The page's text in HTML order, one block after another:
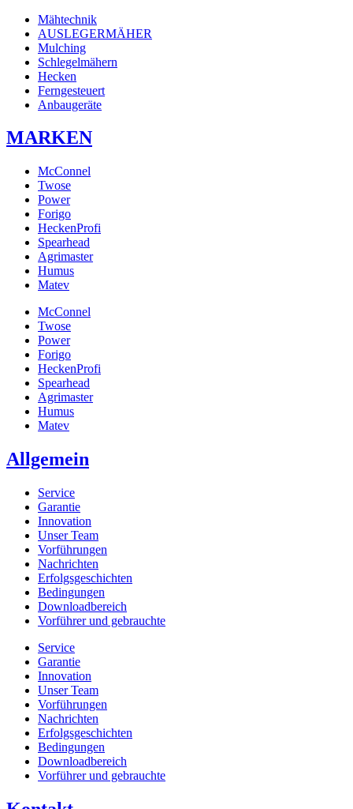
Mähtechnik
AUSLEGERMÄHER
Mulching
Schlegelmähern
Hecken
Ferngesteuert
Anbaugeräte
MARKEN
McConnel
Twose
Power
Forigo
HeckenProfi
Spearhead
Agrimaster
Humus
Matev
McConnel
Twose
Power
Forigo
HeckenProfi
Spearhead
Agrimaster
Humus
Matev
Allgemein
Service
Garantie
Innovation
Unser Team
Vorführungen
Nachrichten
Erfolgsgeschichten
Bedingungen
Downloadbereich
Vorführer und gebrauchte
Service
Garantie
Innovation
Unser Team
Vorführungen
Nachrichten
Erfolgsgeschichten
Bedingungen
Downloadbereich
Vorführer und gebrauchte